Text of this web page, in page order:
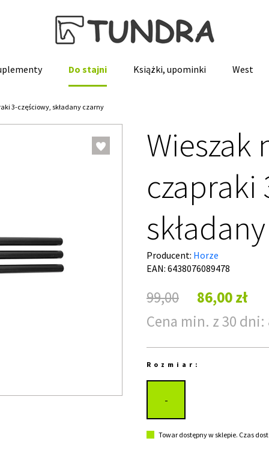
Do stajni Książki, upominki West
3-częściowy, składany czarny
Wieszak
czapraki
Producent: Horze
EAN: 6438076089478
99,00
86,00 zł
Cena min. z 30 dni:
Rozmiar:
-
Towar dostępny w sklepie. Czas